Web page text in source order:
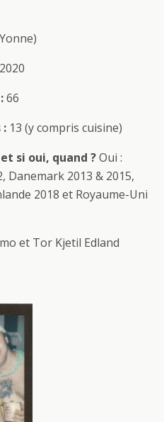
66
: 13 (y compris cuisine)
si oui, quand ?Oui :
Danemark 2013 & 2015,
2018 et Royaume-Uni
et Tor Kjetil Edland